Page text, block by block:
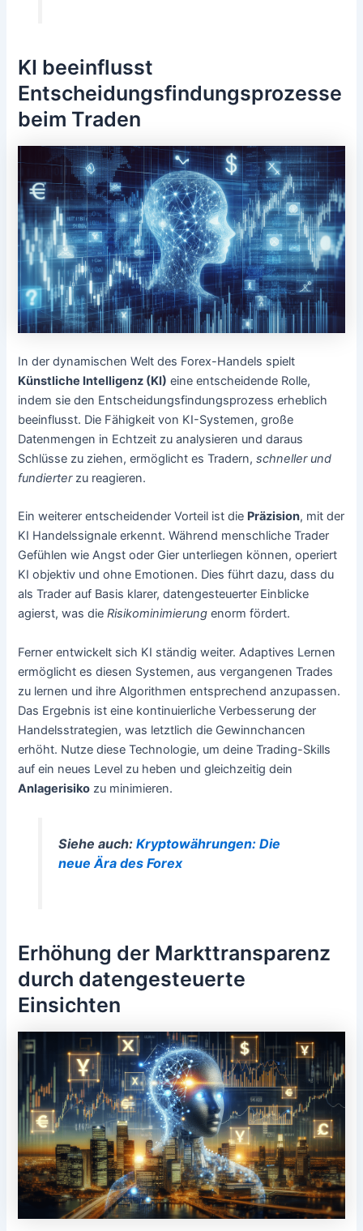
KI beeinflusst
Entscheidungsfindungsprozesse
beim Traden
In der dynamischen Welt des Forex-Handels spielt
Künstliche Intelligenz (KI) eine entscheidende Rolle,
indem sie den Entscheidungsfindungsprozess erheblich
beeinflusst. Die Fähigkeit von KI-Systemen, große
Datenmengen in Echtzeit zu analysieren und daraus
Schlüsse zu ziehen, ermöglicht es Tradern,schneller und
fundierterzu reagieren.
Ein weiterer entscheidender Vorteil ist die Präzision, mit der
KI Handelssignale erkennt. Während menschliche Trader
Gefühlen wie Angst oder Gier unterliegen können, operiert
KI objektiv und ohne Emotionen. Dies führt dazu, dass du
als Trader auf Basis klarer, datengesteuerter Einblicke
agierst, was dieRisikominimierung enorm fördert.
Ferner entwickelt sich KI ständig weiter. Adaptives Lernen
ermöglicht es diesen Systemen, aus vergangenen Trades
zu lernen und ihre Algorithmen entsprechend anzupassen.
Das Ergebnis ist eine kontinuierliche Verbesserung der
Handelsstrategien, was letztlich die Gewinnchancen
erhöht. Nutze diese Technologie, um deine Trading-Skills
auf ein neues Level zu heben und gleichzeitig dein
Anlagerisiko zu minimieren.
Siehe auch: Kryptowährungen: Die
neue Ära des Forex
Erhöhung der Markttransparenz
durch datengesteuerte
Einsichten